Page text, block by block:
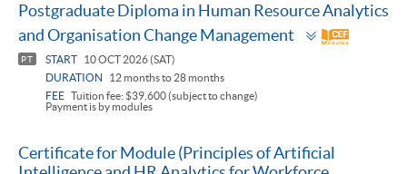
Postgraduate Diploma in Human Resource Analytics
and Organisation Change Management
Toggle
panel
PT START
10 OCT 2026 (SAT)
DURATION
12 months to 28 months
FEE Tuition fee: $39,600 (subject to change)
Payment is by modules
Certificate for Module (Principles of Artificial